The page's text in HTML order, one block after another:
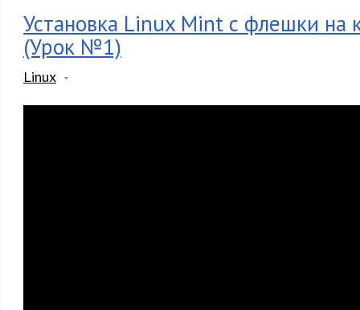
Установка Linux Mint с флешки на
(Урок №1)
Linux